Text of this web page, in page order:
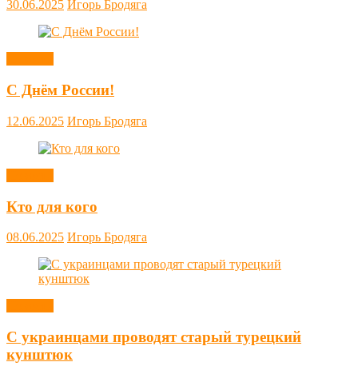
30.06.2025 Игорь Бродяга
С Днём России!
12.06.2025 Игорь Бродяга
Кто для кого
08.06.2025 Игорь Бродяга
С украинцами проводят старый турецкий
кунштюк